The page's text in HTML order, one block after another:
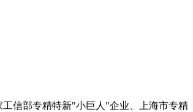
信部专精特新"小巨人"企业、上海市专精